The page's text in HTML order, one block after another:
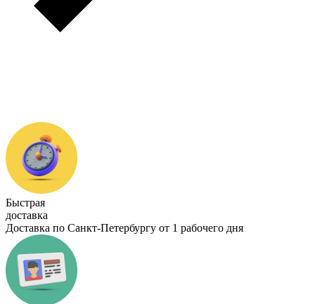
Быстрая
доставка
Доставка по Санкт-Петербургу от 1 рабочего дня